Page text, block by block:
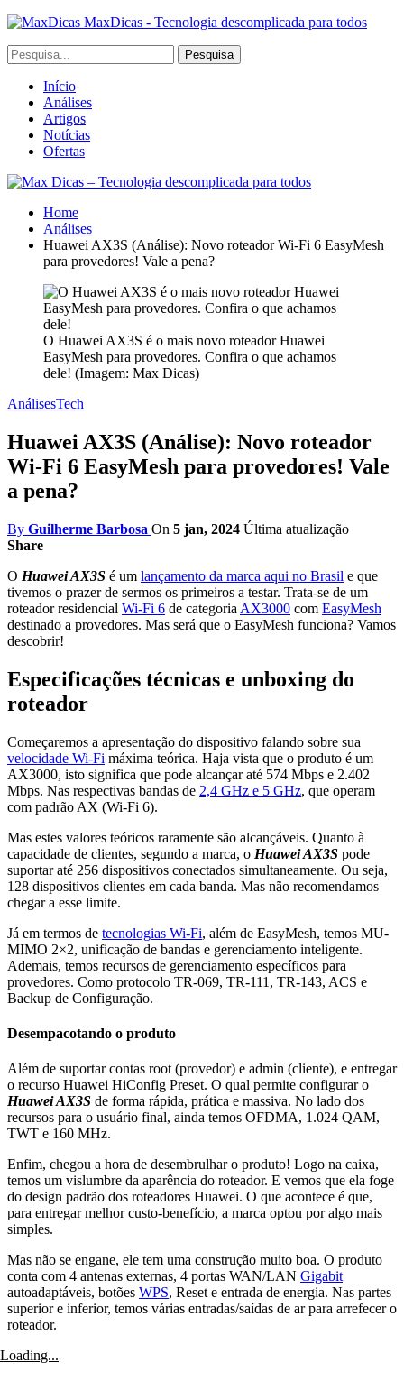
MaxDicas - Tecnologia descomplicada para todos
Início
Análises
Artigos
Notícias
Ofertas
Home
Análises
Huawei AX3S (Análise): Novo roteador Wi-Fi 6 EasyMesh
para provedores! Vale a pena?
O Huawei AX3S é o mais novo roteador Huawei
EasyMesh para provedores. Confira o que achamos
dele! (Imagem: Max Dicas)
AnálisesTech
Huawei AX3S (Análise): Novo roteador
Wi-Fi 6 EasyMesh para provedores! Vale
a pena?
By Guilherme Barbosa On 5 jan, 2024 Última atualização
Share
O Huawei AX3S é um lançamento da marca aqui no Brasil e que
tivemos o prazer de sermos os primeiros a testar. Trata-se de um
roteador residencial Wi-Fi 6 de categoria AX3000 com EasyMesh
destinado a provedores. Mas será que o EasyMesh funciona? Vamos
descobrir!
Especificações técnicas e unboxing do
roteador
Começaremos a apresentação do dispositivo falando sobre sua
velocidade Wi-Fi máxima teórica. Haja vista que o produto é um
AX3000, isto significa que pode alcançar até 574 Mbps e 2.402
Mbps. Nas respectivas bandas de 2,4 GHz e 5 GHz, que operam
com padrão AX (Wi-Fi 6).
Mas estes valores teóricos raramente são alcançáveis. Quanto à
capacidade de clientes, segundo a marca, o Huawei AX3S pode
suportar até 256 dispositivos conectados simultaneamente. Ou seja,
128 dispositivos clientes em cada banda. Mas não recomendamos
chegar a esse limite.
Já em termos de tecnologias Wi-Fi, além de EasyMesh, temos MU-
MIMO 2×2, unificação de bandas e gerenciamento inteligente.
Ademais, temos recursos de gerenciamento específicos para
provedores. Como protocolo TR-069, TR-111, TR-143, ACS e
Backup de Configuração.
Desempacotando o produto
Além de suportar contas root (provedor) e admin (cliente), e entregar
o recurso Huawei HiConfig Preset. O qual permite configurar o
Huawei AX3S de forma rápida, prática e massiva. No lado dos
recursos para o usuário final, ainda temos OFDMA, 1.024 QAM,
TWT e 160 MHz.
Enfim, chegou a hora de desembrulhar o produto! Logo na caixa,
temos um vislumbre da aparência do roteador. E vemos que ela foge
do design padrão dos roteadores Huawei. O que acontece é que,
para entregar melhor custo-benefício, a marca optou por algo mais
simples.
Mas não se engane, ele tem uma construção muito boa. O produto
conta com 4 antenas externas, 4 portas WAN/LAN Gigabit
autoadaptáveis, botões WPS, Reset e entrada de energia. Nas partes
superior e inferior, temos várias entradas/saídas de ar para arrefecer o
roteador.
Loading...